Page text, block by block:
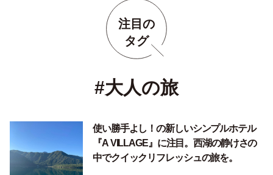
注目の
タグ
#大人の旅
使い勝手よし！の新しいシンプルホテル
『A VILLAGE』に注目。西湖の静けさの
中でクイックリフレッシュの旅を。